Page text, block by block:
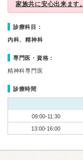
家族共に安心出来ます。
診療科目：
内科、精神科
専門医・資格：
精神科専門医
診療時間
09:00-11:30
13:00-16:00